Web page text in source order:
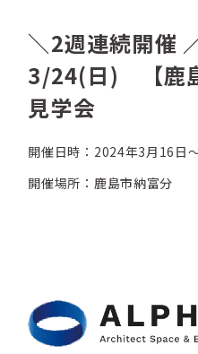
＼2週連続開催
3/24(日) 【鹿
見学会
開催日時：2024年3月16日
開催場所：鹿島市納富分